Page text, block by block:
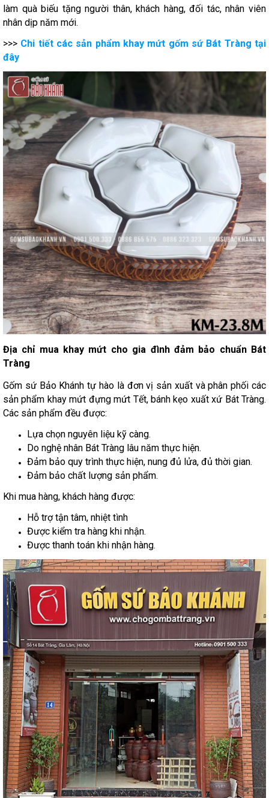
làm quà biếu tặng người thân, khách hàng, đối tác, nhân viên
nhân dịp năm mới.
>>> Chi tiết các sản phẩm khay mứt gốm sứ Bát Tràng tại
đây
Địa chỉ mua khay mứt cho gia đình đảm bảo chuẩn Bát
Tràng
Gốm sứ Bảo Khánh tự hào là đơn vị sản xuất và phân phối các
sản phẩm khay mứt đựng mứt Tết, bánh kẹo xuất xứ Bát Tràng.
Các sản phẩm đều được:
Lựa chọn nguyên liệu kỹ càng.
Do nghệ nhân Bát Tràng lâu năm thực hiện.
Đảm bảo quy trình thực hiện, nung đủ lửa, đủ thời gian.
Đảm bảo chất lượng sản phẩm.
Khi mua hàng, khách hàng được:
Hỗ trợ tận tâm, nhiệt tình
Được kiểm tra hàng khi nhận.
Được thanh toán khi nhận hàng.